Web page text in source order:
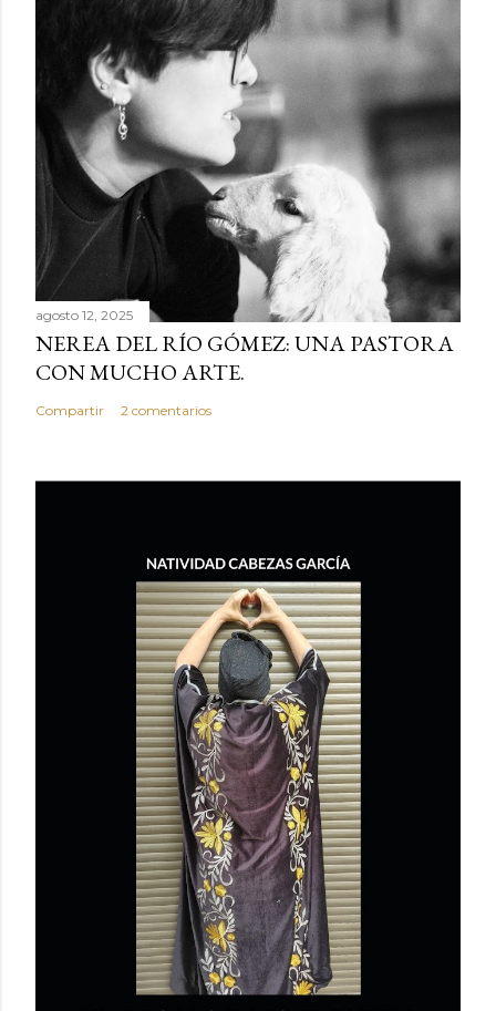
agosto 12, 2025
NEREA DEL RÍO GÓMEZ: UNA PASTORA
CON MUCHO ARTE.
Compartir 2 comentarios